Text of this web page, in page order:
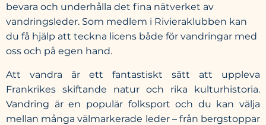
bevara och underhålla det fina nätverket av
vandringsleder. Som medlem i Rivieraklubben kan
du få hjälp att teckna licens både för vandringar med
oss och på egen hand.
Att vandra är ett fantastiskt sätt att uppleva
Frankrikes skiftande natur och rika kulturhistoria.
Vandring är en populär folksport och du kan välja
mellan många välmarkerade leder – från bergstoppar